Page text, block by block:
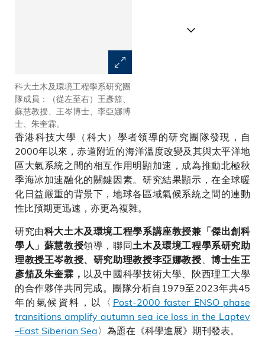
科大土木及環境工程學系研究團
隊成員：（從左至右）王彥笳、
蘇慧教授、王岑博士、李亞娜博
士、朱奎霖。
香港科技大學（科大）學者領導的研究團隊發現，自
2000年以來，赤道附近的海洋溫度改變及其與太平洋地
區大氣系統之間的相互作用明顯加速，成為推動北極秋
季海冰加速融化的關鍵因素。研究結果顯示，在全球暖
化日益嚴重的背景下，地球各區域氣候系統之間的連動
性比預期更迅速，亦更為複雜。
研究由科大土木及環境工程學系講座教授兼「傑出創科
學人」蘇慧教授領導，聯同土木及環境工程學系研究助
理教授王岑教授、研究助理教授李亞娜教授 、博士生王
彥笳及朱奎霖， 以及中國科學技術大學、陝西理工大學
的合作夥伴共同完成。團隊分析自1979至2023年共45
年的氣候資料，以〈 Post-2000 faster ENSO phase
transitions amplify autumn sea ice loss in the Laptev
–East Siberian Sea〉為題在《科學進展》期刊發表。